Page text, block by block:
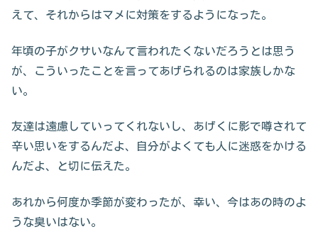
えて、それからはマメに対策をするようになった。
年頃の子がクサいなんて言われたくないだろうとは思う
が、こういったことを言ってあげられるのは家族しかな
い。
友達は遠慮していってくれないし、あげくに影で噂されて
辛い思いをするんだよ、自分がよくても人に迷惑をかける
んだよ、と切に伝えた。
あれから何度か季節が変わったが、幸い、今はあの時のよ
うな臭いはない。